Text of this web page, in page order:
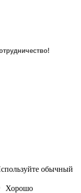
обычный
Хорошо